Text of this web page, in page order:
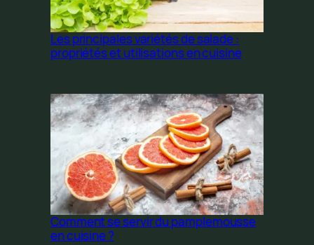
Les principales variétés de salade :
propriétés et utilisations en cuisine
Comment se servir du pamplemousse
en cuisine ?